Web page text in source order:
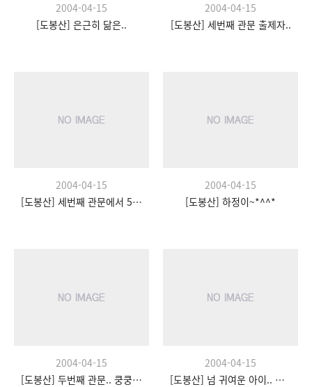
2004-04-15
[도봉산] 은근히 닮은..
2004-04-15
[도봉산] 세번째 관문 출제자..
2004-04-15
[도봉산] 세번째 관문에서 5팀~
2004-04-15
[도봉산] 하정이~*^^*
2004-04-15
[도봉산] 두번째 관문.. 쿵쿵따~!
2004-04-15
[도봉산] 넘 귀여운 아이.. H.S.